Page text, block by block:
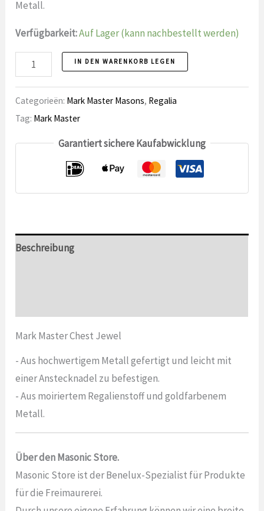
Metall.
Verfügbarkeit:Auf Lager (kann nachbestellt werden)
Mark
Master
Chest
Schmuckstücknummer
IN DEN WARENKORB LEGEN
Categorieën: Mark Master Masons, Regalia
Tag: Mark Master
Garantiert sichere Kaufabwicklung
Beschreibung
Mark Master Chest Jewel
- Aus hochwertigem Metall gefertigt und leicht mit
einer Anstecknadel zu befestigen.
- Aus moiriertem Regalienstoff und goldfarbenem
Metall.
Über den Masonic Store.
Masonic Store ist der Benelux-Spezialist für Produkte
für die Freimaurerei.